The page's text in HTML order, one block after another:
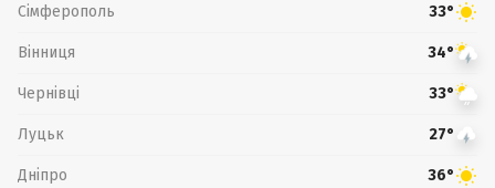
Сімферополь 33°
Вінниця 34°
Чернівці 33°
Луцьк 27°
Дніпро 36°